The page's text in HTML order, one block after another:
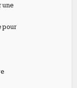
une
pour